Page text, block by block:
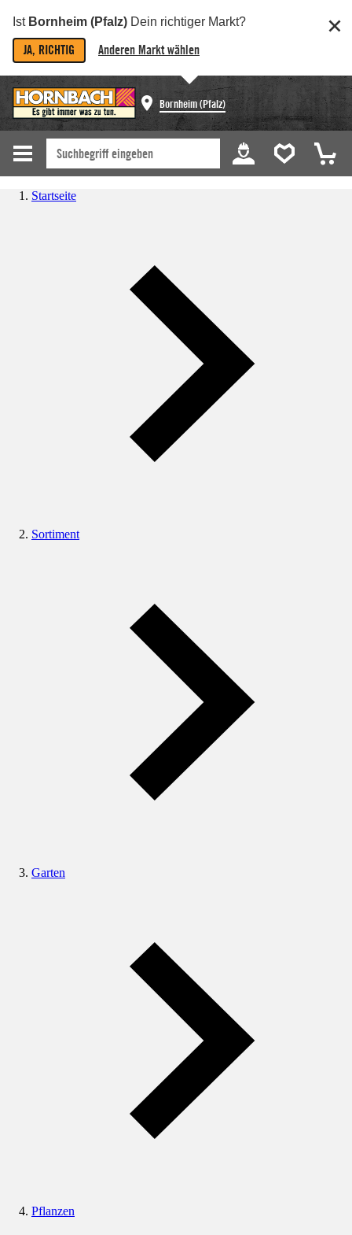
Ist Bornheim (Pfalz) Dein richtiger Markt?
JA, RICHTIG Anderen Markt wählen
Bornheim (Pfalz)
Startseite
Sortiment
Garten
Pflanzen